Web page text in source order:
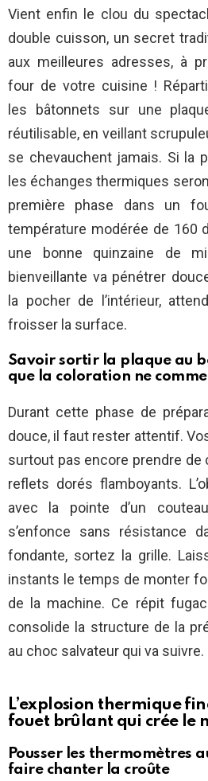
Vient enfin le clou du
double cuisson, un secret
aux meilleures adresses, à
four de votre cuisine !
les bâtonnets sur une
réutilisable, en veillant
se chevauchent jamais. Si la
les échanges thermiques
première phase dans un
température modérée de 160
une bonne quinzaine de
bienveillante va pénétrer
la pocher de l’intérieur,
froisser la surface.
Savoir sortir la plaque au
que la coloration ne
Durant cette phase de
douce, il faut rester attentif.
surtout pas encore prendre de
reflets dorés flamboyants.
avec la pointe d’un
s’enfonce sans résistance
fondante, sortez la grille.
instants le temps de monter
de la machine. Ce répit
consolide la structure de la
au choc salvateur qui va suivre.
L’explosion thermique
fouet brûlant qui crée le
Pousser les thermomètres
faire chanter la croûte